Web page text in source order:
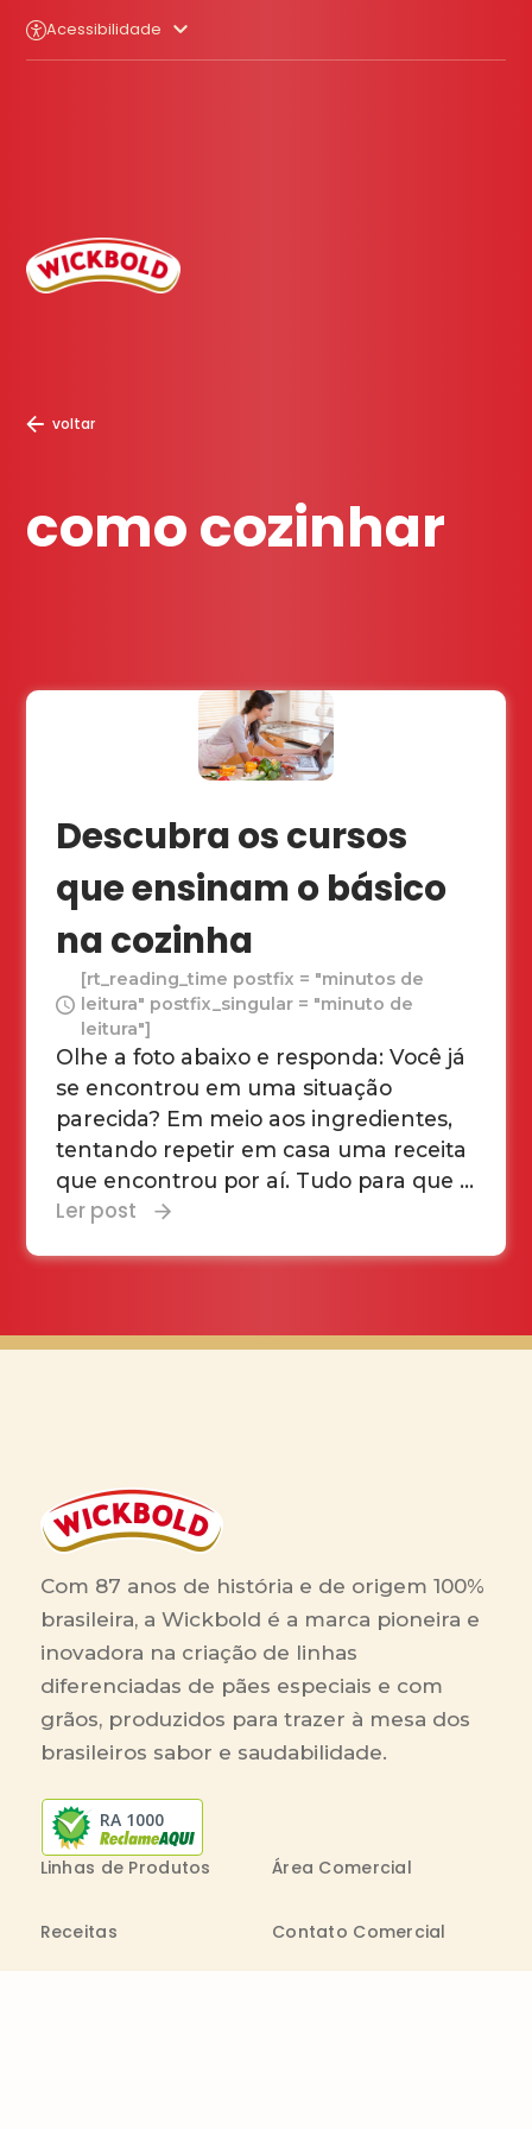
Acessibilidade
voltar
como cozinhar
Descubra os cursos
que ensinam o básico
na cozinha
[rt_reading_time postfix = "minutos de
leitura" postfix_singular = "minuto de
leitura"]
Olhe a foto abaixo e responda: Você já
se encontrou em uma situação
parecida? Em meio aos ingredientes,
tentando repetir em casa uma receita
que encontrou por aí. Tudo para que ...
Ler post
Com 87 anos de história e de origem 100%
brasileira, a Wickbold é a marca pioneira e
inovadora na criação de linhas
diferenciadas de pães especiais e com
grãos, produzidos para trazer à mesa dos
brasileiros sabor e saudabilidade.
RA 1000
Linhas de Produtos Área Comercial
Receitas Contato Comercial